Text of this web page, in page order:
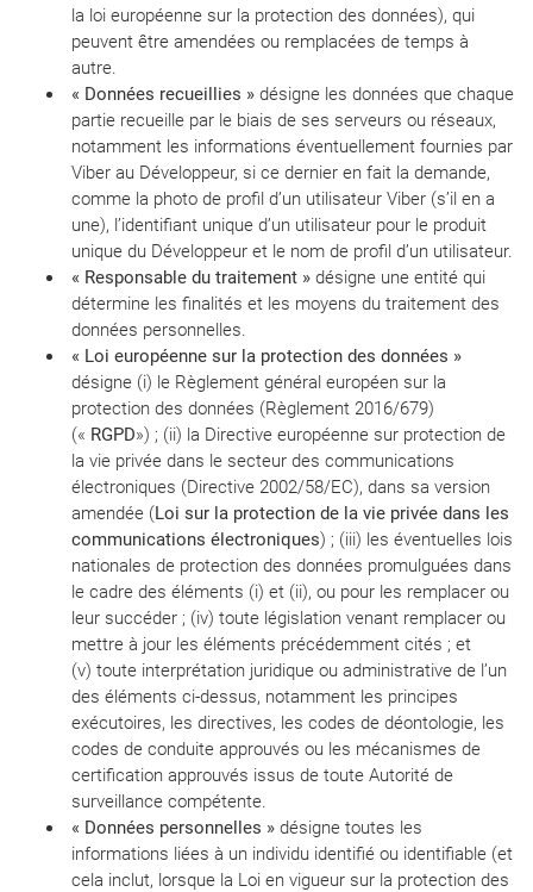
la loi européenne sur la protection des données), qui
peuvent être amendées ou remplacées de temps à
autre.
« Données recueillies » désigne les données que chaque
partie recueille par le biais de ses serveurs ou réseaux,
notamment les informations éventuellement fournies par
Viber au Développeur, si ce dernier en fait la demande,
comme la photo de profil d’un utilisateur Viber (s’il en a
une), l’identifiant unique d’un utilisateur pour le produit
unique du Développeur et le nom de profil d’un utilisateur.
« Responsable du traitement » désigne une entité qui
détermine les finalités et les moyens du traitement des
données personnelles.
« Loi européenne sur la protection des données »
désigne (i) le Règlement général européen sur la
protection des données (Règlement 2016/679)
(« RGPD») ; (ii) la Directive européenne sur protection de
la vie privée dans le secteur des communications
électroniques (Directive 2002/58/EC), dans sa version
amendée (Loi sur la protection de la vie privée dans les
communications électroniques) ; (iii) les éventuelles lois
nationales de protection des données promulguées dans
le cadre des éléments (i) et (ii), ou pour les remplacer ou
leur succéder ; (iv) toute législation venant remplacer ou
mettre à jour les éléments précédemment cités ; et
(v) toute interprétation juridique ou administrative de l’un
des éléments ci-dessus, notamment les principes
exécutoires, les directives, les codes de déontologie, les
codes de conduite approuvés ou les mécanismes de
certification approuvés issus de toute Autorité de
surveillance compétente.
« Données personnelles » désigne toutes les
informations liées à un individu identifié ou identifiable (et
cela inclut, lorsque la Loi en vigueur sur la protection des